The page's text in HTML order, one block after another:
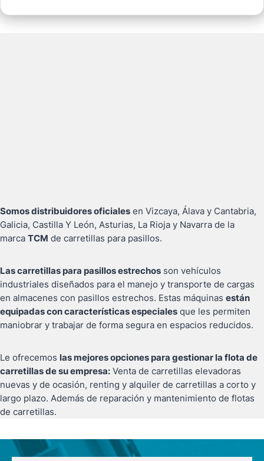
Somos distribuidores oficiales en Vizcaya, Álava y Cantabria,
Galicia, Castilla Y León, Asturias, La Rioja y Navarra de la
marca TCM de carretillas para pasillos.
Las carretillas para pasillos estrechos son vehículos
industriales diseñados para el manejo y transporte de cargas
en almacenes con pasillos estrechos. Estas máquinas están
equipadas con características especiales que les permiten
maniobrar y trabajar de forma segura en espacios reducidos.
Le ofrecemos las mejores opciones para gestionar la flota de
carretillas de su empresa: Venta de carretillas elevadoras
nuevas y de ocasión, renting y alquiler de carretillas a corto y
largo plazo. Además de reparación y mantenimiento de flotas
de carretillas.